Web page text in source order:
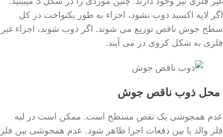
اگر لایه اکسید ذوب نشود، اجزاء به طور یکنواخت در کل
سطح جوش ناقص توزیع می شوند. اگر ذوب شوند، اجزاء غیر
فلزی به شکل کروی در می آیند.
محل ذوب ناقص جوش
عدم همجوشی یک نقص مسطح است. ممکن است در لبه
فلز والد یا بین دفعات اجرا ظاهر شود. عدم همجوشی بین فلز